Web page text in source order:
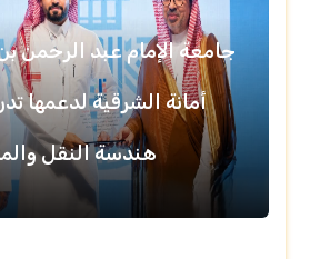
جامعة الإمام عبد الرحمن
أمانة الشرقية لدعمها
هندسة النقل